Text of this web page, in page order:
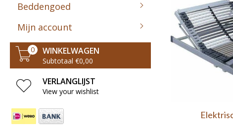
Beddengoed
Mijn account
0 WINKELWAGEN
Subtotaal €0,00
VERLANGLIJST
View your wishlist